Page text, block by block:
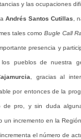
y las ocupaciones
Andrés Santos Cutillas ,
tales como Bugle Call
presencia y
pueblos de nuestra
, gracias al
por entonces de la
de pro, y sin duda
incremento en la
el número de